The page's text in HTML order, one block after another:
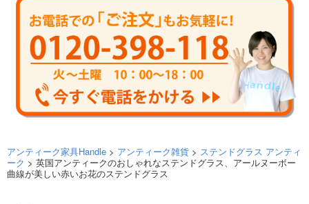
アンティーク家具Handle > アンティーク雑貨 > ステンドグラス アンティ
ーク > 英国アンティークのおしゃれなステンドグラス、アールヌーボー
曲線が美しい赤いお花のステンドグラス